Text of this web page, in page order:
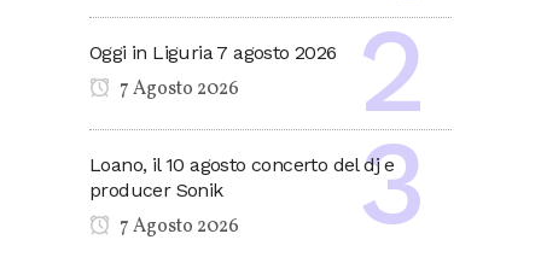
Oggi in Liguria 7 agosto 2026
7 Agosto 2026
Loano, il 10 agosto concerto del dj e
producer Sonik
7 Agosto 2026